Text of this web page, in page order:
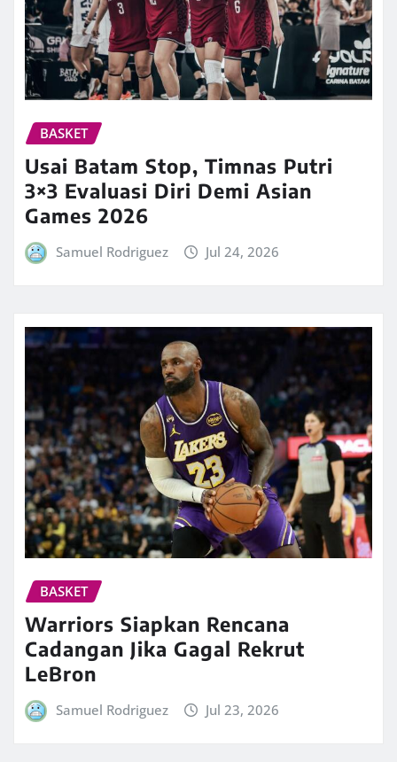
BASKET
Usai Batam Stop, Timnas Putri
3×3 Evaluasi Diri Demi Asian
Games 2026
Samuel Rodriguez Jul 24, 2026
BASKET
Warriors Siapkan Rencana
Cadangan Jika Gagal Rekrut
LeBron
Samuel Rodriguez Jul 23, 2026